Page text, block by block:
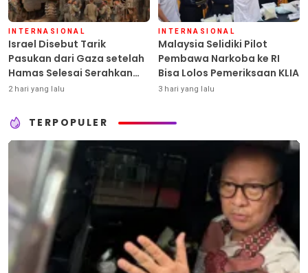
INTERNASIONAL
Israel Disebut Tarik
Pasukan dari Gaza setelah
Hamas Selesai Serahkan
Senjata
2 hari yang lalu
INTERNASIONAL
Malaysia Selidiki Pilot
Pembawa Narkoba ke RI
Bisa Lolos Pemeriksaan KLIA
3 hari yang lalu
TERPOPULER